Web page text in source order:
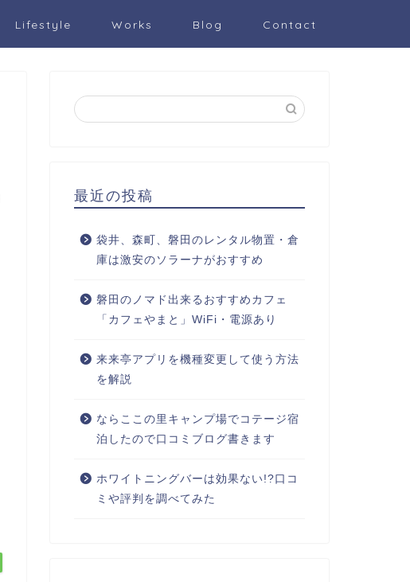
Lifestyle Works Blog Contact
最近の投稿
袋井、森町、磐田のレンタル物置・倉
庫は激安のソラーナがおすすめ
磐田のノマド出来るおすすめカフェ
「カフェやまと」WiFi・電源あり
来来亭アプリを機種変更して使う方法
を解説
ならここの里キャンプ場でコテージ宿
泊したので口コミブログ書きます
ホワイトニングバーは効果ない!?口コ
ミや評判を調べてみた